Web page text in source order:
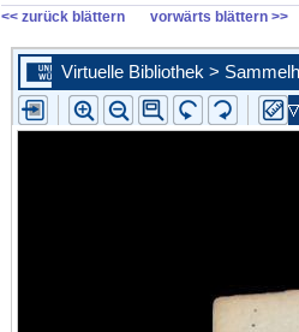
<< zurück blättern vorwärts blättern >>